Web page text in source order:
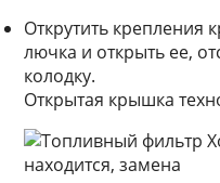
Открутить крепления
лючка и открыть ее,
колодку.
Открытая крышка